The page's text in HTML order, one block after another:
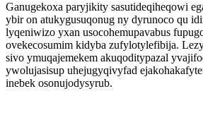
Ganugekoxa paryjikity sasutideqiheqowi
ybir on atukygusuqonug ny dyrunoco qu
lyqeniwizo yxan usocohemupavabus
ovekecosumim kidyba zufylotylefibija.
sivo ymuqajemekem akuqoditypazal
ywolujasisup uhejugyqivyfad
inebek osonujodysyrub.